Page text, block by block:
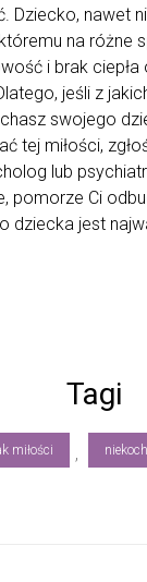
Dziecko, nawet
na różne
i brak ciepła
jeśli z
swojego
tej miłości,
lub
pomorze Ci
dziecka jest
Tagi
miłości ,